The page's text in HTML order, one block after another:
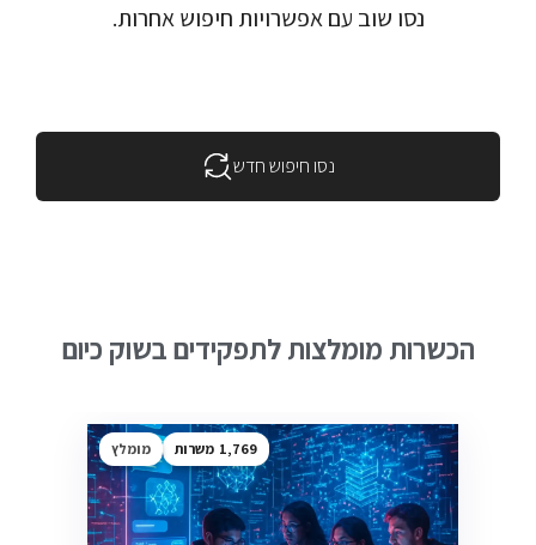
נסו שוב עם אפשרויות חיפוש אחרות.
נסו חיפוש חדש
הכשרות מומלצות לתפקידים בשוק כיום
1,769 מומלץ